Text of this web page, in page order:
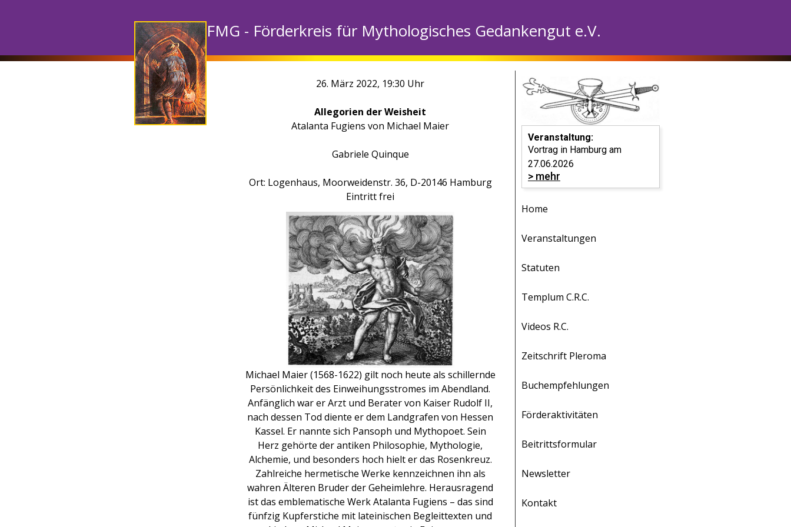
FMG - Förderkreis für Mythologisches Gedankengut e.V.
26. März 2022, 19:30 Uhr
Allegorien der Weisheit
Atalanta Fugiens von Michael Maier
Gabriele Quinque
Ort: Logenhaus, Moorweidenstr. 36, D-20146 Hamburg
Eintritt frei
Michael Maier (1568-1622) gilt noch heute als schillernde
Persönlichkeit des Einweihungsstromes im Abendland.
Anfänglich war er Arzt und Berater von Kaiser Rudolf II,
nach dessen Tod diente er dem Landgrafen von Hessen
Kassel. Er nannte sich Pansoph und Mythopoet. Sein
Herz gehörte der antiken Philosophie, Mythologie,
Alchemie, und besonders hoch hielt er das Rosenkreuz.
Zahlreiche hermetische Werke kennzeichnen ihn als
wahren Älteren Bruder der Geheimlehre. Herausragend
ist das emblematische Werk Atalanta Fugiens – das sind
fünfzig Kupferstiche mit lateinischen Begleittexten und
Veranstaltung:
Vortrag in Hamburg am
27.06.2026
> mehr
Home
Veranstaltungen
Statuten
Templum C.R.C.
Videos R.C.
Zeitschrift Pleroma
Buchempfehlungen
Förderaktivitäten
Beitrittsformular
Newsletter
Kontakt